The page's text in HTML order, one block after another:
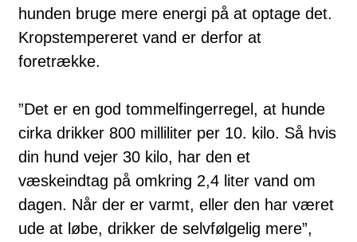
hunden bruge mere energi på at optage det.
Kropstempereret vand er derfor at
foretrække.
”Det er en god tommelfingerregel, at hunde
cirka drikker 800 milliliter per 10. kilo. Så hvis
din hund vejer 30 kilo, har den et
væskeindtag på omkring 2,4 liter vand om
dagen. Når der er varmt, eller den har været
ude at løbe, drikker de selvfølgelig mere”,